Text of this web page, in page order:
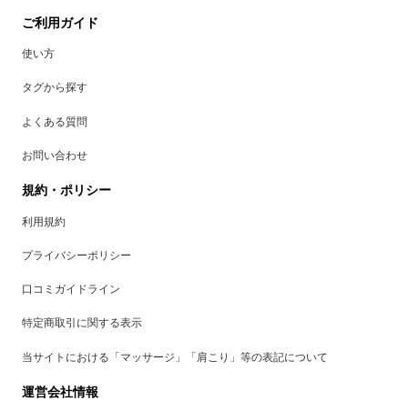
ご利用ガイド
使い方
タグから探す
よくある質問
お問い合わせ
規約・ポリシー
利用規約
プライバシーポリシー
口コミガイドライン
特定商取引に関する表示
当サイトにおける「マッサージ」「肩こり」等の表記について
運営会社情報